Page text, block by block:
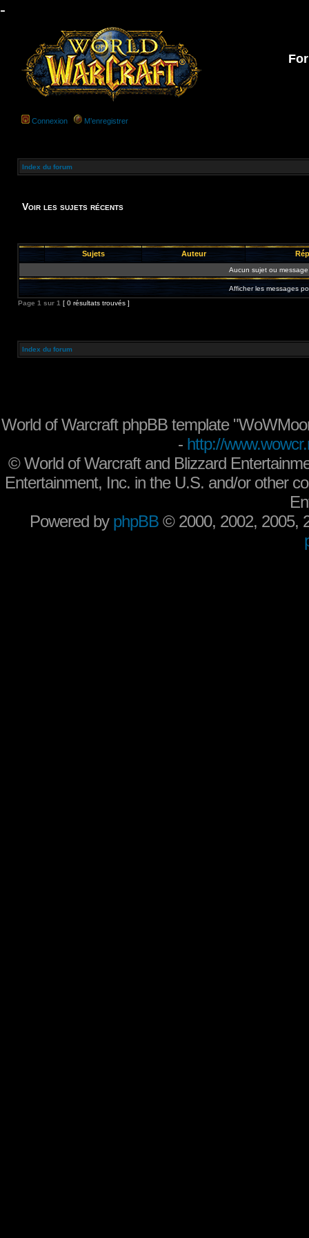
-
Connexion M’enregistrer
Index du forum
Voir les sujets récents
Sujets Auteur
Aucun sujet ou
Afficher les messages
Page 1 sur 1 [ 0 résultats trouvés ]
Index du forum
World of Warcraft phpBB template
- http://
©World of Warcraft and Blizzard
Entertainment, Inc. in the U.S. and/or other
Powered by phpBB © 2000, 2002, 2005,